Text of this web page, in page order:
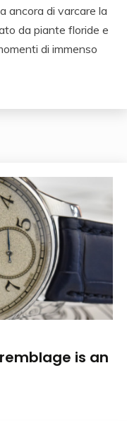
ancora di varcare la
da piante floride e
di immenso
is an